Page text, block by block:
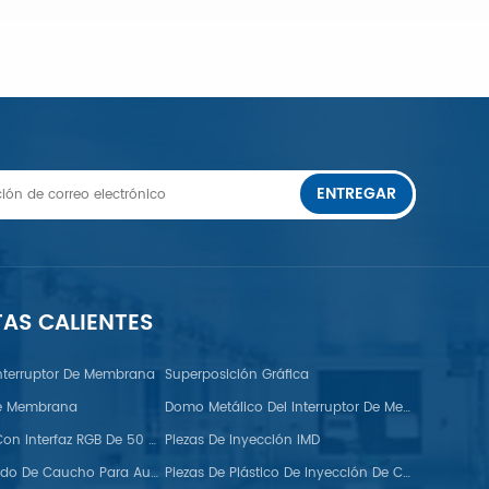
APRENDE MÁS
ENTREGAR
CALIENTES
De Membrana Superposición Gráfica
Membrana
Domo Metálico Del Interruptor De Membrana FPC
Monitor TFT Con Interfaz RGB De 50 Pines Piezas De Inyección IMD
Tiras De Sellado De Caucho Para Automoción
Piezas De Plástico De Inyección De Colores Dobles